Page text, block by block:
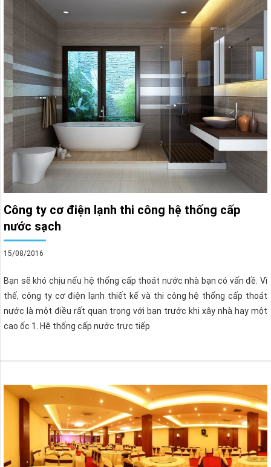
Công ty cơ điện lạnh thi công hệ thống cấp
nước sạch
15/08/2016
Bạn sẽ khó chịu nếu hệ thống cấp thoát nước nhà bạn có vấn đề. Vì
thế, công ty cơ điện lạnh thiết kế và thi công hệ thống cấp thoát
nước là một điều rất quan trọng với bạn trước khi xây nhà hay một
cao ốc 1. Hệ thống cấp nước trực tiếp